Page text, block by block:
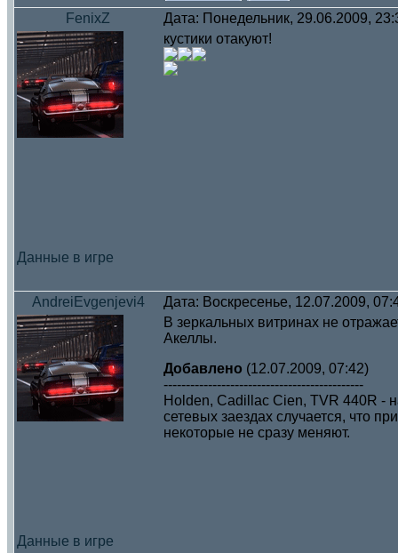
FenixZ Дата: Понедельник, 29.06.2009,
Данные в игре
кустики отакуют!
AndreiEvgenjevi4 Дата: Воскресенье, 12.07.2009,
Данные в игре
В зеркальных витринах не
Акеллы.
Добавлено (12.07.2009, 07:42)
---------------------------------------------
Holden, Cadillac Cien, TVR 440R -
сетевых заездах случается, что
некоторые не сразу меняют.